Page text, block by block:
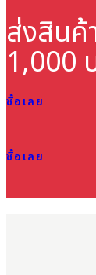
ส่งสินค้
1,000
ซื้อเลย
ซื้อเลย